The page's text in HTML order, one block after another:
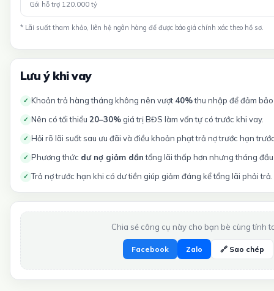
Gói hỗ trợ 120.000 tỷ
* Lãi suất tham khảo, liên hệ ngân hàng để được báo giá chính xác theo hồ sơ.
Lưu ý khi vay
✓ Khoản trả hàng tháng không nên vượt 40%thu nhập để đảm
✓ Nên có tối thiểu 20–30% giá trị BĐS làm vốn tự có trước khi vay.
✓ Hỏi rõ lãi suất sau ưu đãi và điều khoản phạt trả nợ trước hạn
✓ Phương thức dư nợ giảm dầntổng lãi thấp hơn nhưng tháng
✓ Trả nợ trước hạn khi có dư tiền giúp giảm đáng kể tổng lãi phải trả.
Chia sẻ công cụ này cho bạn bè cùng tính
Facebook Zalo 🔗 Sao chép